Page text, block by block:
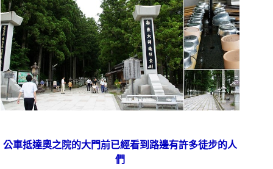
公車抵達奧之院的大門前已經看到路邊有許多徒步的人
們